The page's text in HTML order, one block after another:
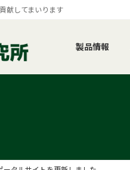
献してまいります
製品情報